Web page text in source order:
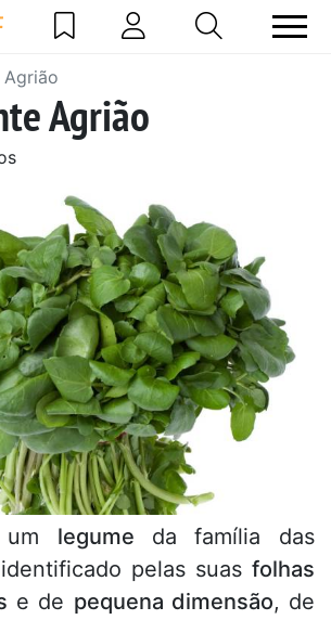
Agrião
legume da família das
pelas suas folhas
e de pequena dimensão, de